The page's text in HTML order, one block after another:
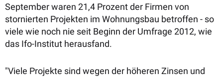
September waren 21,4 Prozent der Firmen von
stornierten Projekten im Wohnungsbau betroffen - so
viele wie noch nie seit Beginn der Umfrage 2012, wie
das Ifo-Institut herausfand.
"Viele Projekte sind wegen der höheren Zinsen und